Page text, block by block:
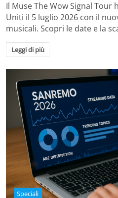
Il Muse The Wow Signal
Uniti il 5 luglio 2026 con il
musicali. Scopri le date e la
Leggi di più
Speciali